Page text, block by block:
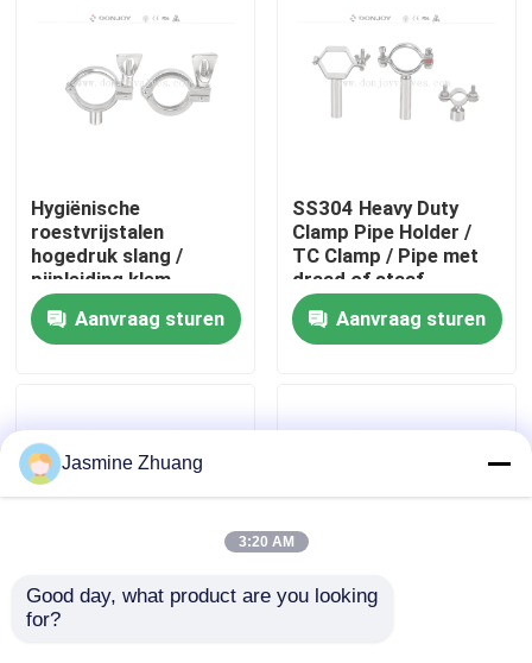
Producten
video's
Over ons
Fabriekstocht
Kwaliteitscontrole
NEEM CONTACT MET ONS OP
Nieuws
Hygiënische
roestvrijstalen
hogedruk slang /
pijpleiding klem
13MHP SS304/ Single
pin klemAanvraag sturen
SS304 Heavy Duty
Clamp Pipe Holder /
TC Clamp / Pipe met
draad of staaf
Aanvraag sturen
Roestvrijstalen
Jasmine Zhuang
3:20 AM
Good day, what product are you looking
for?